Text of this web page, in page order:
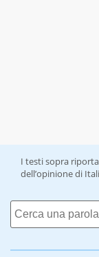
I testi sopra
dell’opinione di